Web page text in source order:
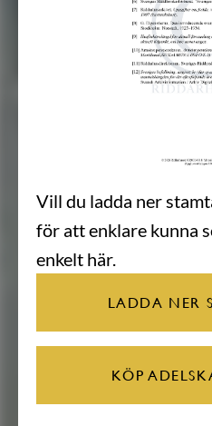
Vill du ladda ner
för att enklare kunna
enkelt här.
LADDA NER
KÖP